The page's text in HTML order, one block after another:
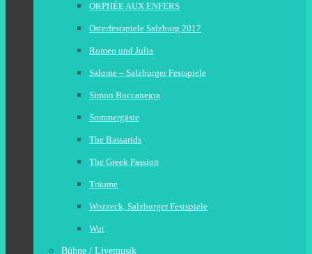
ORPHÉE AUX ENFERS
Osterfestspiele Salzburg 2017
Romeo und Julia
Salome – Salzburger Festspiele
Simon Boccanegra
Sommergäste
The Bassarids
The Greek Passion
Träume
Wozzeck, Salzburger Festspiele
Wut
Bühne / Livemusik